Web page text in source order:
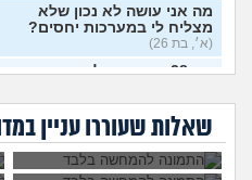
מה אני עושה לא נכון שלא
מצליח לי במערכות יחסים?
(א׳, בת 26)
בת 28 ואף פעם לא הייתי
בדייט ראשון?
(רווקה, בת 28)
אקסית מתנהגת מוזר?
(אנונימי,
בן 33)
שאלות שעוררו עניין
אבא של בעלי מסתכל
מה לעשות?
העובדה שאשתי
הרימה עליי ידיים?